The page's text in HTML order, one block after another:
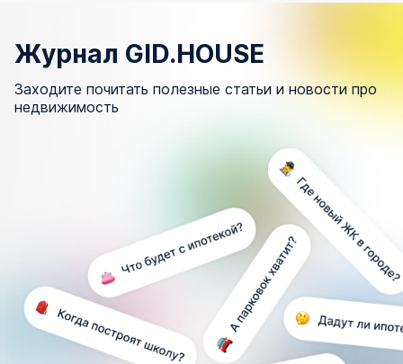
Журнал GID.HOUSE
Заходите почитать полезные статьи и новости про
недвижимость